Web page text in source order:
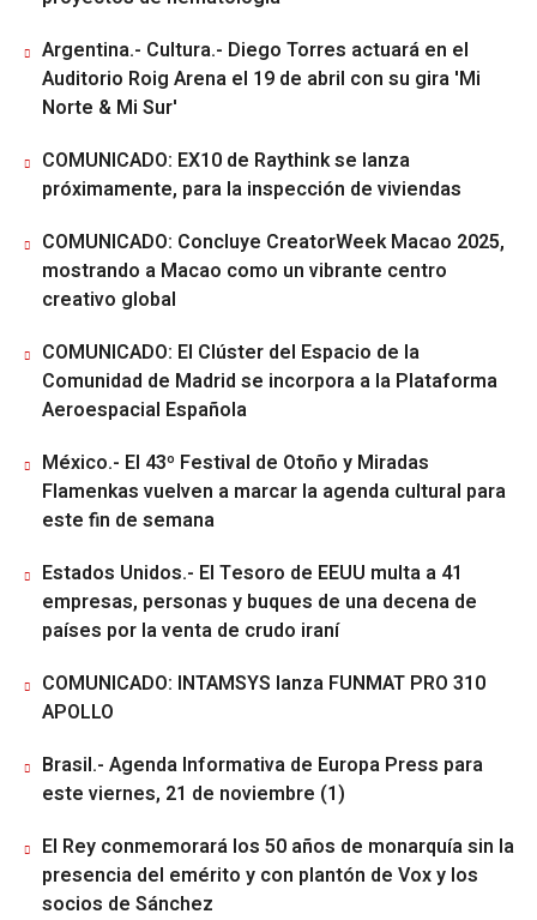
Argentina.- Cultura.- Diego Torres actuará en el
Auditorio Roig Arena el 19 de abril con su gira 'Mi
Norte & Mi Sur'
COMUNICADO: EX10 de Raythink se lanza
próximamente, para la inspección de viviendas
COMUNICADO: Concluye CreatorWeek Macao 2025,
mostrando a Macao como un vibrante centro
creativo global
COMUNICADO: El Clúster del Espacio de la
Comunidad de Madrid se incorpora a la Plataforma
Aeroespacial Española
México.- El 43º Festival de Otoño y Miradas
Flamenkas vuelven a marcar la agenda cultural para
este fin de semana
Estados Unidos.- El Tesoro de EEUU multa a 41
empresas, personas y buques de una decena de
países por la venta de crudo iraní
COMUNICADO: INTAMSYS lanza FUNMAT PRO 310
APOLLO
Brasil.- Agenda Informativa de Europa Press para
este viernes, 21 de noviembre (1)
El Rey conmemorará los 50 años de monarquía sin la
presencia del emérito y con plantón de Vox y los
socios de Sánchez